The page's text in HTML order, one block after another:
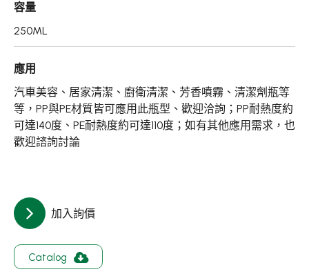
容量
250ML
應用
汽車美容、居家清潔、廚衛清潔、芳香噴霧、清潔劑瓶等
等，PP與PE材質皆可應用此瓶型、歡迎洽詢；PP耐熱度約
可達140度、PE耐熱度約可達110度；如有其他應用需求，也
歡迎諮詢討論
加入詢價
Catalog
應用領域
新聞中心
關於集泉
聯絡我們
繁體中文